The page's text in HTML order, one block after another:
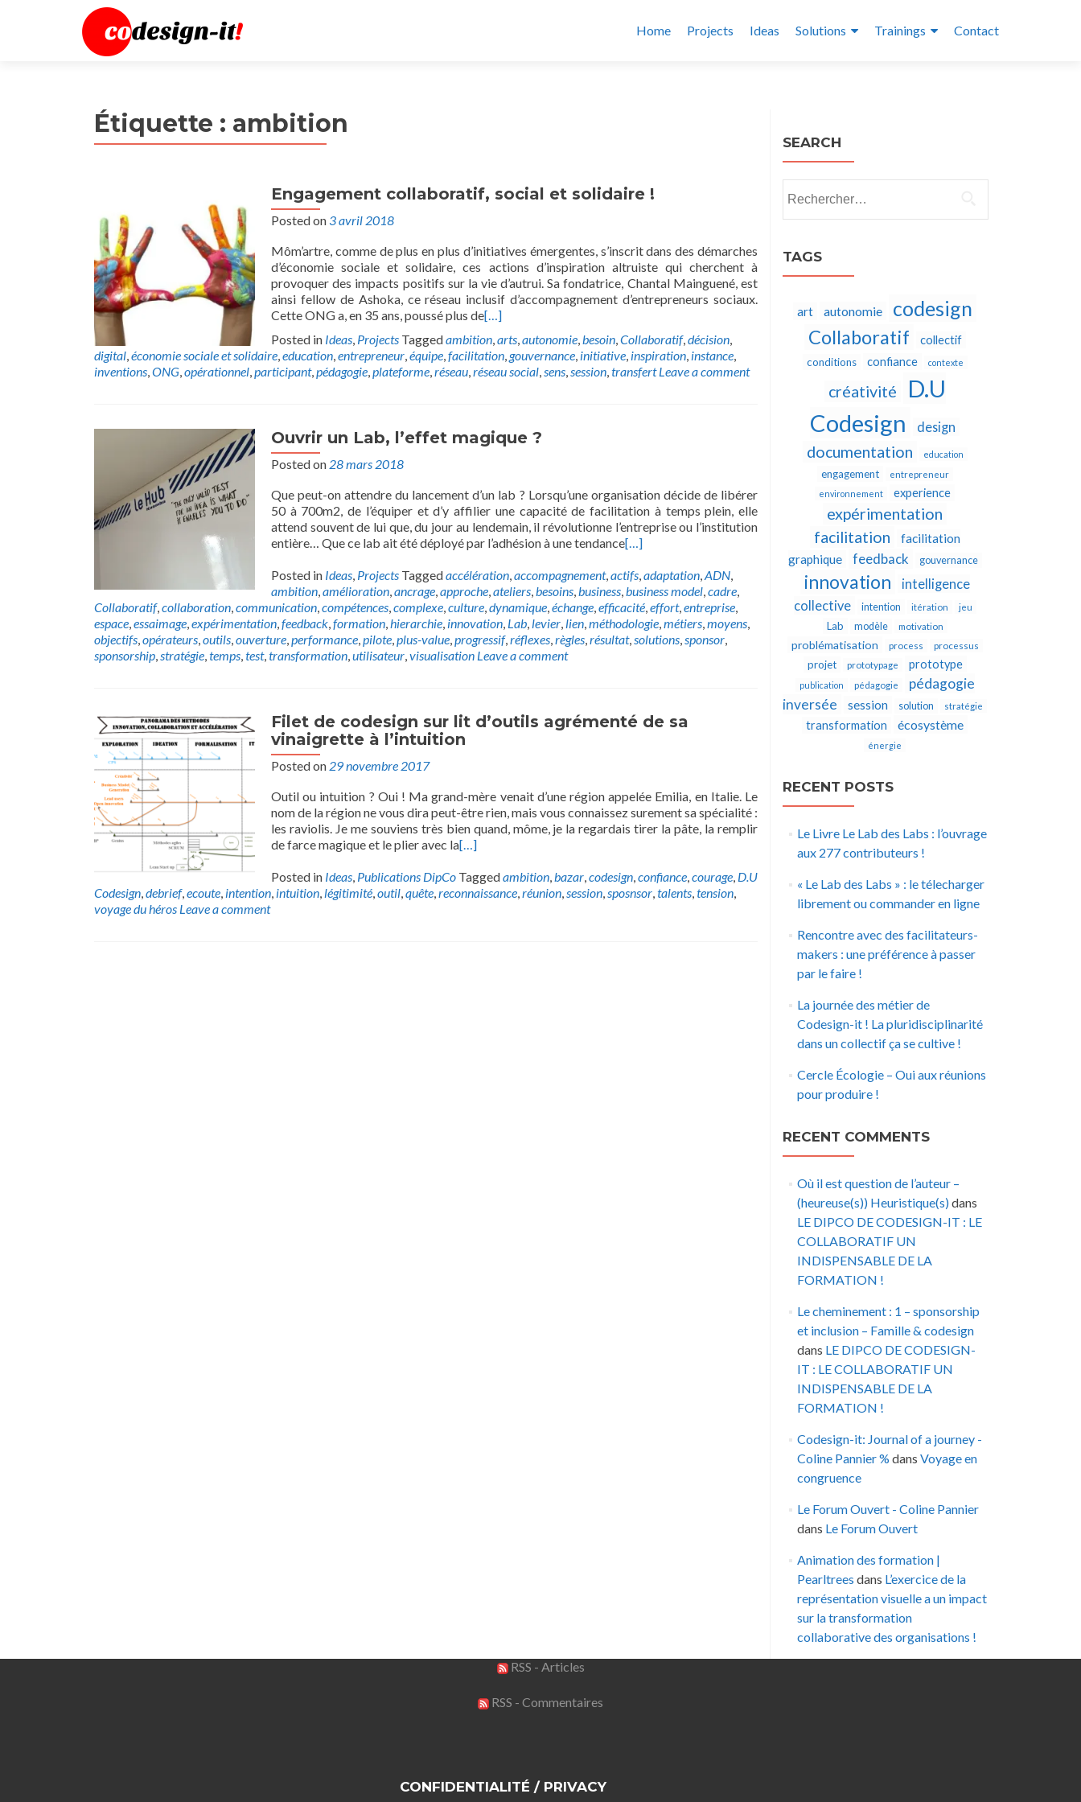
Home Projects Ideas Solutions Trainings Contact
Étiquette : ambition
Engagement collaboratif, social et solidaire !
Posted on 3 avril 2018
Môm’artre, comme de plus en plus d’initiatives émergentes, s’inscrit dans des démarches
d’économie sociale et solidaire, ces actions d’inspiration altruiste qui cherchent à
provoquer des impacts positifs sur la vie d’autrui. Sa fondatrice, Chantal Mainguené, est
ainsi fellow de Ashoka, ce réseau inclusif d’accompagnement d’entrepreneurs sociaux.
Cette ONG a, en 35 ans, poussé plus de[…]
Posted in Ideas, Projects Taggedambition,arts,autonomie,besoin,Collaboratif,décision,
digital,économie sociale et solidaire,education,entrepreneur,équipe,facilitation,gouvernance, initiative, inspiration, instance,
inventions,ONG,opérationnel,participant,pédagogie,plateforme,réseau,réseau social,sens,session,transfert Leave a comment
Ouvrir un Lab, l’effet magique ?
Posted on 28 mars 2018
Que peut-on attendre du lancement d’un lab ? Lorsqu’une organisation décide de libérer
50 à 700m2, de l’équiper et d’y affilier une capacité de facilitation à temps plein, elle
attend souvent de lui que, du jour au lendemain, il révolutionne l’entreprise ou l’institution
entière… Que ce lab ait été déployé par l’adhésion à une tendance[…]
Posted in Ideas, Projects Taggedaccélération,accompagnement,actifs,adaptation,ADN,
ambition,amélioration,ancrage,approche,ateliers,besoins,business,business model,cadre,
Collaboratif,collaboration,communication,compétences,complexe,culture,dynamique,échange,efficacité,effort,entreprise,
espace,essaimage,expérimentation,feedback,formation,hierarchie, innovation, Lab, levier, lien,méthodologie,métiers,moyens,
objectifs,opérateurs,outils,ouverture,performance,pilote,plus-value,progressif,réflexes,règles,résultat,solutions,sponsor,
sponsorship,stratégie,temps,test,transformation,utilisateur,visualisation Leave a comment
Filet de codesign sur lit d’outils agrémenté de sa
vinaigrette à l’intuition
Posted on 29 novembre 2017
Outil ou intuition ? Oui ! Ma grand-mère venait d’une région appelée Emilia, en Italie. Le
nom de la région ne vous dira peut-être rien, mais vous connaissez surement sa spécialité :
les raviolis. Je me souviens très bien quand, môme, je la regardais tirer la pâte, la remplir
de farce magique et le plier avec la[…]
Posted in Ideas, Publications DipCo Taggedambition,bazar,codesign,confiance,courage, D.U
Codesign,debrief,ecoute, intention, intuition, légitimité,outil,quête,reconnaissance,réunion,session,sposnsor,talents,tension,
voyage du héros Leave a comment
SEARCH
TAGS
art autonomie codesign
Collaboratif collectif
conditions confiance contexte
créativité
D.U
Codesign
design
documentation education
engagement
entrepreneur
environnement
experience
expérimentation
facilitation
facilitation
graphique
feedback gouvernance
innovation
intelligence
collective
intention itération jeu
Lab modèle motivation
problématisation process processus
projet prototypage prototype
publication pédagogie
pédagogie
inversée
session solution stratégie
transformation écosystème
énergie
RECENT POSTS
Le Livre Le Lab des Labs : l’ouvrage
aux 277 contributeurs !
« Le Lab des Labs » : le télecharger
librement ou commander en ligne
Rencontre avec des facilitateurs-
makers : une préférence à passer
par le faire !
La journée des métier de
Codesign-it ! La pluridisciplinarité
dans un collectif ça se cultive !
Cercle Écologie – Oui aux réunions
pour produire !
RECENT COMMENTS
Où il est question de l’auteur –
(heureuse(s)) Heuristique(s)dans
LE DIPCO DE CODESIGN-IT : LE
COLLABORATIF UN
INDISPENSABLE DE LA
FORMATION !
Le cheminement : 1 – sponsorship
et inclusion – Famille & codesign
dans LE DIPCO DE CODESIGN-
IT : LE COLLABORATIF UN
INDISPENSABLE DE LA
FORMATION !
Codesign-it: Journal of a journey -
Coline Pannier % dans Voyage en
congruence
Le Forum Ouvert - Coline Pannier
dans Le Forum Ouvert
Animation des formation |
Pearltrees dans L’exercice de la
représentation visuelle a un impact
sur la transformation
collaborative des organisations !
RSS - Articles
RSS - Commentaires
CONFIDENTIALITÉ / PRIVACY